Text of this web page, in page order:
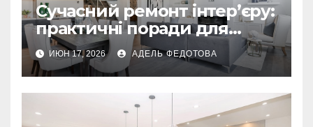
Сучасний ремонт інтер’єру:
практичні поради для
українських власників
ИЮН 17, 2026 АДЕЛЬ ФЕДОТОВА